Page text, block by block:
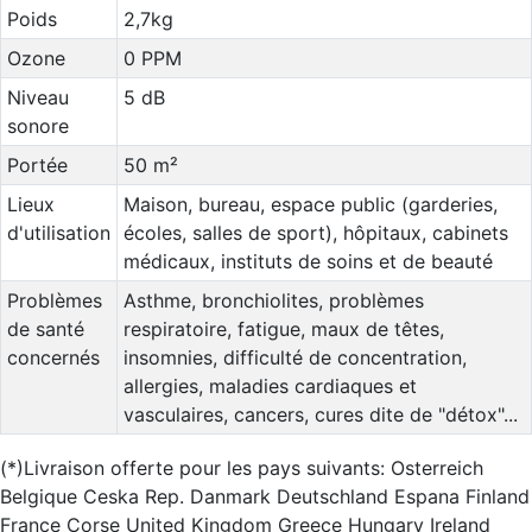
Poids
2,7kg
Ozone
0 PPM
Niveau
sonore
5 dB
Portée
50 m²
Lieux
d'utilisation
Maison, bureau, espace public (garderies,
écoles, salles de sport), hôpitaux, cabinets
médicaux, instituts de soins et de beauté
Problèmes
de santé
concernés
Asthme, bronchiolites, problèmes
respiratoire, fatigue, maux de têtes,
insomnies, difficulté de concentration,
allergies, maladies cardiaques et
vasculaires, cancers, cures dite de "détox"...
(*)Livraison offerte pour les pays suivants: Osterreich
Belgique Ceska Rep. Danmark Deutschland Espana Finland
France Corse United Kingdom Greece Hungary Ireland